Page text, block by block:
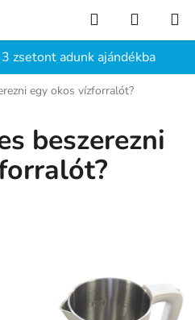
zsetont adunk ajándékba
KeresésKOSÁR
egy okos vízforralót?
beszerezni